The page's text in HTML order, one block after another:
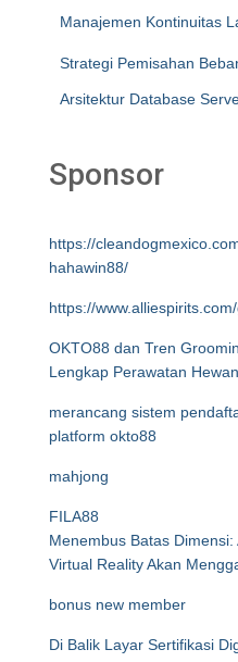
Manajemen Kontinuitas
Strategi Pemisahan
Arsitektur Database
Sponsor
https://
hahawin88/
https://
OKTO88 dan Tren
Lengkap Perawatan
merancang sistem
platform okto88
mahjong
FILA88
Menembus Batas
Virtual Reality Akan
bonus new member
Di Balik Layar Sertifikasi